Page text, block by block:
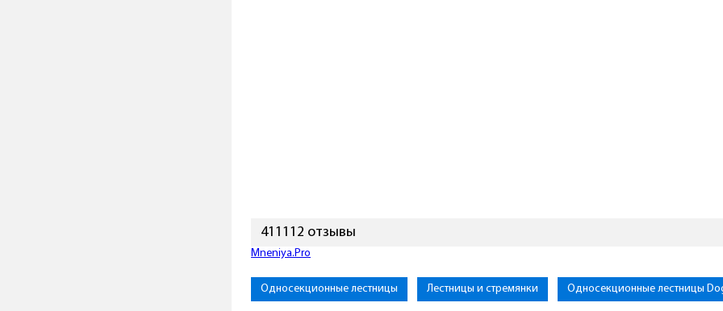
411112 отзывы
Mneniya.Pro
Односекционные лестницы Лестницы и стремянки Односекционные лестницы